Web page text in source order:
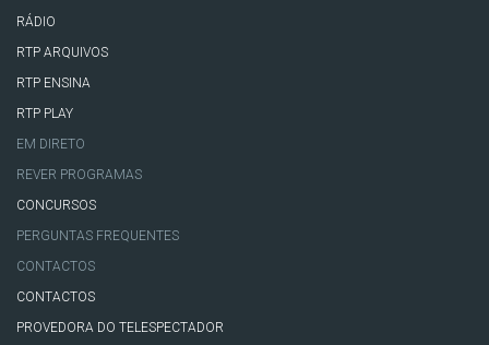
RÁDIO
RTP ARQUIVOS
RTP ENSINA
RTP PLAY
EM DIRETO
REVER PROGRAMAS
CONCURSOS
PERGUNTAS FREQUENTES
CONTACTOS
CONTACTOS
PROVEDORA DO TELESPECTADOR